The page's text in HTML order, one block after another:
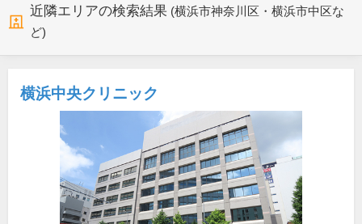
近隣エリアの検索結果 (横浜市神奈川区・横浜市中区な
ど)
横浜中央クリニック